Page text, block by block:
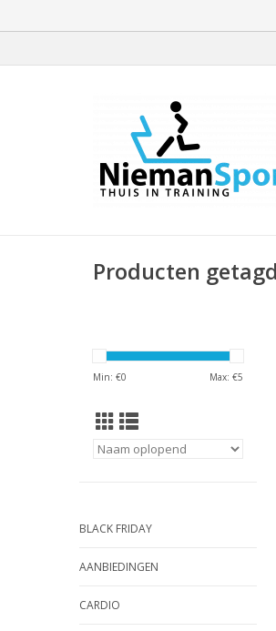
Producten
Min: €0 Max: €5
BLACK FRIDAY
AANBIEDINGEN
CARDIO